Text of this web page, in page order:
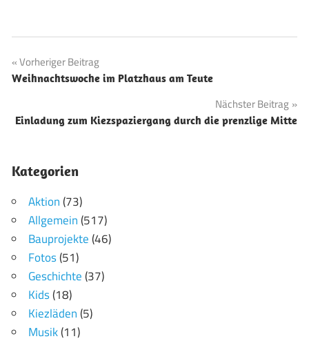
Beitragsnavigation
Vorheriger Beitrag
Weihnachtswoche im Platzhaus am Teute
Nächster Beitrag
Einladung zum Kiezspaziergang durch die prenzlige Mitte
Kategorien
Aktion(73)
Allgemein(517)
Bauprojekte(46)
Fotos(51)
Geschichte(37)
Kids(18)
Kiezläden(5)
Musik(11)